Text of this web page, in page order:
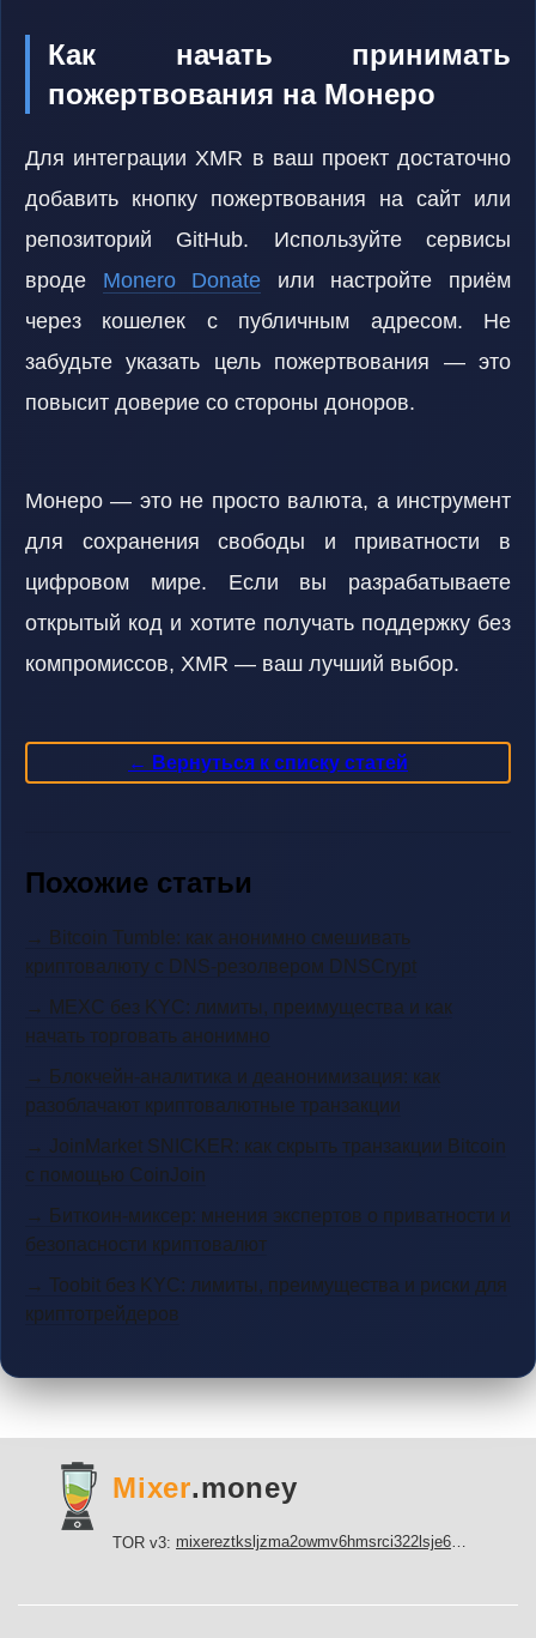
Как начать принимать
пожертвования на Монеро
Для интеграции XMR в ваш проект достаточно
добавить кнопку пожертвования на сайт или
репозиторий GitHub. Используйте сервисы
вроде Monero Donate или настройте приём
через кошелек с публичным адресом. Не
забудьте указать цель пожертвования — это
повысит доверие со стороны доноров.
Монеро — это не просто валюта, а инструмент
для сохранения свободы и приватности в
цифровом мире. Если вы разрабатываете
открытый код и хотите получать поддержку без
компромиссов, XMR — ваш лучший выбор.
← Вернуться к списку статей
Похожие статьи
→ Bitcoin Tumble: как анонимно смешивать
криптовалюту с DNS-резолвером DNSCrypt
→ MEXC без KYC: лимиты, преимущества и как
начать торговать анонимно
→ Блокчейн-аналитика и деанонимизация: как
разоблачают криптовалютные транзакции
→ JoinMarket SNICKER: как скрыть транзакции Bitcoin
с помощью CoinJoin
→ Биткоин-миксер: мнения экспертов о приватности и
безопасности криптовалют
→ Toobit без KYC: лимиты, преимущества и риски для
криптотрейдеров
Mixer.money
TOR v3: mixereztksljzma2owmv6hmsrci322lsje6m3svicoddk3xbgvhd2fid.onion